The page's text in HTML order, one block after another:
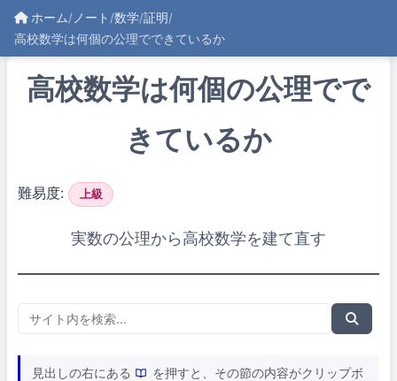
ホーム/ ノート /数学/証明/
高校数学は何個の公理でできているか
高校数学は何個の公理でで
きているか
難易度: 上級
実数の公理から高校数学を建て直す
見出しの右にある
を押すと、その節の内容がクリップボ